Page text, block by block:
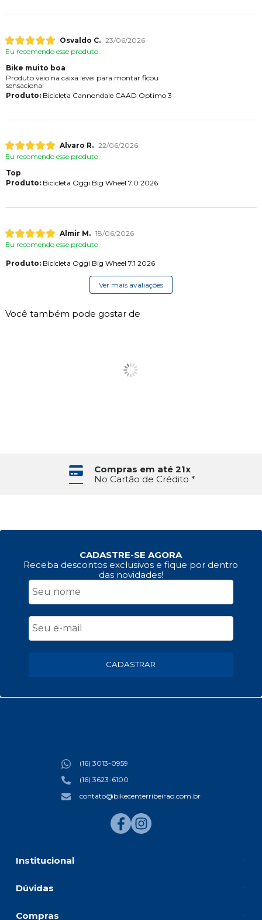
Osvaldo C. 23/06/2026
Eu recomendo esse produto.
Bike muito boa
Produto veio na caixa levei para montar ficou
sensacional
Produto:Bicicleta Cannondale CAAD Optimo 3
Alvaro R. 22/06/2026
Eu recomendo esse produto.
Top
Produto:Bicicleta Oggi Big Wheel 7.0 2026
Almir M. 18/06/2026
Eu recomendo esse produto.
Produto:Bicicleta Oggi Big Wheel 7.1 2026
Ver mais avaliações
Você também pode gostar de
Compras em até 21x
No Cartão de Crédito *
CADASTRE-SE AGORA
Receba descontos exclusivos e fique por dentro
das novidades!
CADASTRAR
Institucional
Dúvidas
Compras
(16) 3013-0959
(16) 3623-6100
contato@bikecenterribeirao.com.br